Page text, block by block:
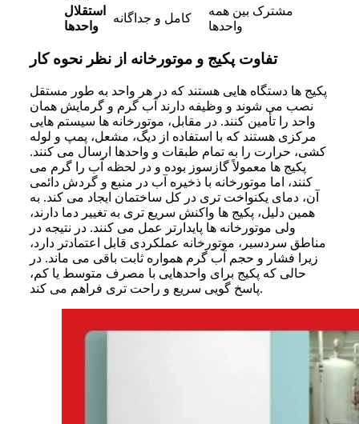
استقلال
واحدها
کامل و جداگانه
مشترک بین همه
واحدها
تفاوت پکیج و موتورخانه از نظر نحوه کار
پکیج ها دستگاه هایی هستند که در هر واحد به طور مستقل
نصب می شوند و وظیفه دارند آب گرم و گرمایش همان
واحد را تأمین کنند. در مقابل، موتورخانه ها سیستم هایی
مرکزی هستند که با استفاده از دیگ، مشعل، پمپ و لوله
کشی، حرارت را به تمام طبقات و واحدها ارسال می کنند.
پکیج ها معمولاً گازسوز بوده و در لحظه آب را گرم می
کنند، اما موتورخانه با ذخیره آب در منبع و گردش دائمی
آن، دمای یکنواخت تری در کل ساختمان ایجاد می کند. به
همین دلیل، پکیج ها واکنش سریع تری به تغییر دما دارند،
ولی موتورخانه ها پایدارتر عمل می کنند. در نتیجه در
مناطق سردسیر، موتورخانه عملکردی قابل ‌اعتمادتر دارد،
زیرا فشار و حجم آب گرم همواره ثابت باقی می ‌ماند. در
حالی که پکیج برای واحدهایی با مصرف متوسط یا کم،
پاسخ ‌گویی سریع و راحت ‌تری فراهم می ‌کند.